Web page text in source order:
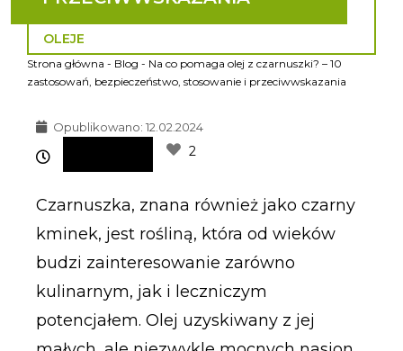
OLEJE
Strona główna - Blog - Na co pomaga olej z czarnuszki? – 10
zastosowań, bezpieczeństwo, stosowanie i przeciwwskazania
Opublikowano: 12.02.2024
2
Czarnuszka, znana również jako czarny
kminek, jest rośliną, która od wieków
budzi zainteresowanie zarówno
kulinarnym, jak i leczniczym
potencjałem. Olej uzyskiwany z jej